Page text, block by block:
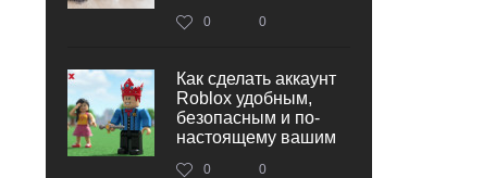
0 0
Как сделать аккаунт
Roblox удобным,
безопасным и по-
настоящему вашим
0 0